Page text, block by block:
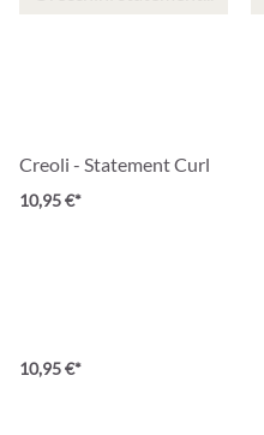
Creoli - Statement Curl
10,95 €*
10,95 €*